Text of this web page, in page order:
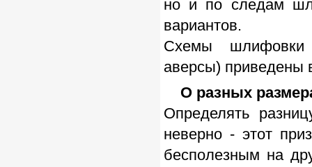
но и по следам
вариантов.
Схемы
аверсы) приведены
О разных
Определять
неверно - этот
бесполезным на